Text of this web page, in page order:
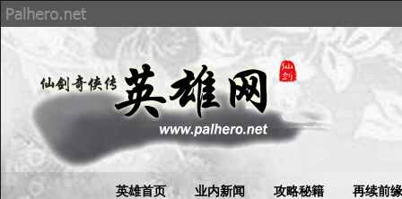
英雄首页 业内新闻 攻略秘籍 再续前缘